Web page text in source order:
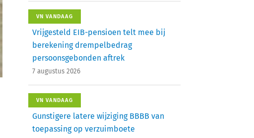
VN VANDAAG
Vrijgesteld EIB-pensioen telt mee bij
berekening drempelbedrag
persoonsgebonden aftrek
7 augustus 2026
VN VANDAAG
Gunstigere latere wijziging BBBB van
toepassing op verzuimboete